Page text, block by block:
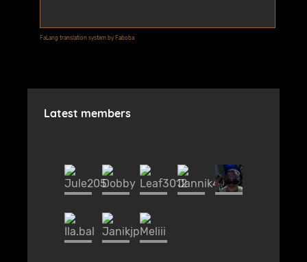
FaLang translation system by Faboba
Latest members